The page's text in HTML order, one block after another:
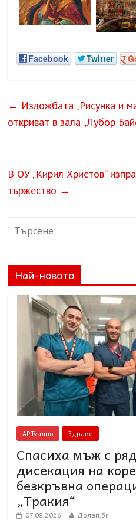
Facebook Twitter
← Изложбата „Рисунка и
откриват в зала „Лубор
В ОУ „Кирил Христов“
тържество →
Най-новото
АРТуално Здраве
Спасиха мъж с
дисекация на
безкръвна
„Тракия“
07.08.2026 Долап.бг